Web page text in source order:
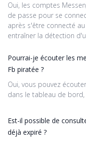
Oui, les comptes
de passe pour se
après s'être connecté
entraîner la détection
Pourrai-je écouter les
Fb piratée ?
Oui, vous pouvez
dans le tableau de
Est-il possible de
déjà expiré ?